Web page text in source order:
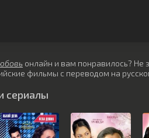
онлайн и вам понравилось? Не
фильмы с переводом на
сериалы